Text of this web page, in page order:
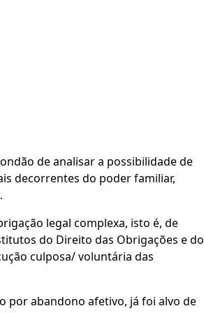
de analisar a possibilidade de
decorrentes do poder familiar,
legal complexa, isto é, de
do Direito das Obrigações e do
culposa/ voluntária das
por abandono afetivo, já foi alvo de